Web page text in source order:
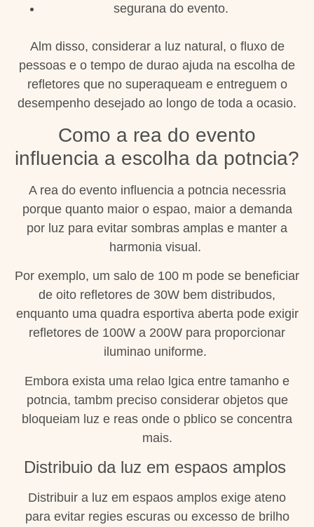
segurana do evento.
Alm disso, considerar a luz natural, o fluxo de
pessoas e o tempo de durao ajuda na escolha de
refletores que no superaqueam e entreguem o
desempenho desejado ao longo de toda a ocasio.
Como a rea do evento
influencia a escolha da potncia?
A rea do evento influencia a potncia necessria
porque quanto maior o espao, maior a demanda
por luz para evitar sombras amplas e manter a
harmonia visual.
Por exemplo, um salo de 100 m pode se beneficiar
de oito refletores de 30W bem distribudos,
enquanto uma quadra esportiva aberta pode exigir
refletores de 100W a 200W para proporcionar
iluminao uniforme.
Embora exista uma relao lgica entre tamanho e
potncia, tambm preciso considerar objetos que
bloqueiam luz e reas onde o pblico se concentra
mais.
Distribuio da luz em espaos amplos
Distribuir a luz em espaos amplos exige ateno
para evitar regies escuras ou excesso de brilho